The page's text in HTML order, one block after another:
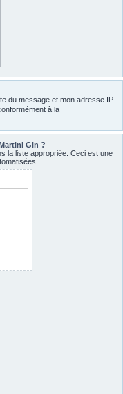
du message et mon adresse IP
à la
Gin ?
la liste appropriée. Ceci est une